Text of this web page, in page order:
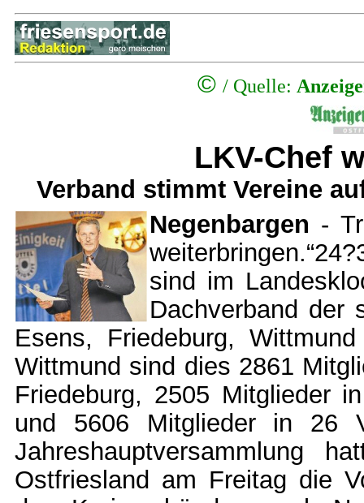
© / Quelle:
LKV-Chef
Verband stimmt Vereine
Negenbargen -
sind im
Dachverband der
Esens, Friedeburg,
Wittmund sind dies 2861
Friedeburg, 2505 Mitglieder
und 5606 Mitglieder in 26
Jahreshauptversammlung
Ostfriesland am Freitag die